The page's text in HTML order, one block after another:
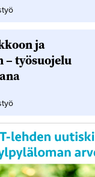
ja
– työsuojelu